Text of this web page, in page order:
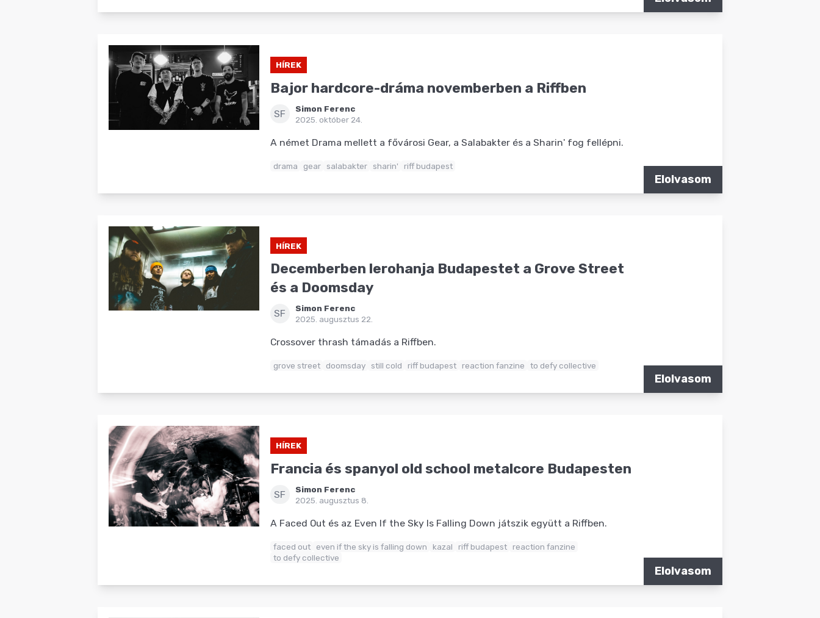
HÍREK
Bajor hardcore-dráma novemberben a Riffben
SF
Simon Ferenc
2025. október 24.
A német Drama mellett a fővárosi Gear, a Salabakter és a Sharin' fog fellépni.
drama gear salabakter sharin' riff budapest
Elolvasom
HÍREK
Decemberben lerohanja Budapestet a Grove Street
és a Doomsday
SF
Simon Ferenc
2025. augusztus 22.
Crossover thrash támadás a Riffben.
grove street doomsday still cold riff budapest reaction fanzine to defy collective
Elolvasom
HÍREK
Francia és spanyol old school metalcore Budapesten
SF
Simon Ferenc
2025. augusztus 8.
A Faced Out és az Even If the Sky Is Falling Down játszik együtt a Riffben.
faced out even if the sky is falling down kazal riff budapest reaction fanzine
to defy collective
Elolvasom